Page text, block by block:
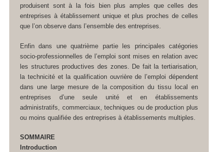
produisent sont à la fois bien plus amples que celles des
entreprises à établissement unique et plus proches de celles
que l’on observe dans l’ensemble des entreprises.
Enfin dans une quatrième partie les principales catégories
socio-professionnelles de l’emploi sont mises en relation avec
les structures productives des zones. De fait la tertiarisation,
la technicité et la qualification ouvrière de l’emploi dépendent
dans une large mesure de la composition du tissu local en
entreprises d’une seule unité et en établissements
administratifs, commerciaux, techniques ou de production plus
ou moins qualifiée des entreprises à établissements multiples.
SOMMAIRE
Introduction